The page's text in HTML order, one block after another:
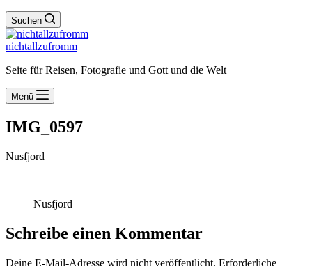
Suchen
nichtallzufromm
Seite für Reisen, Fotografie und Gott und die Welt
Menü
IMG_0597
Nusfjord
Nusfjord
Schreibe einen Kommentar
Deine E-Mail-Adresse wird nicht veröffentlicht. Erforderliche